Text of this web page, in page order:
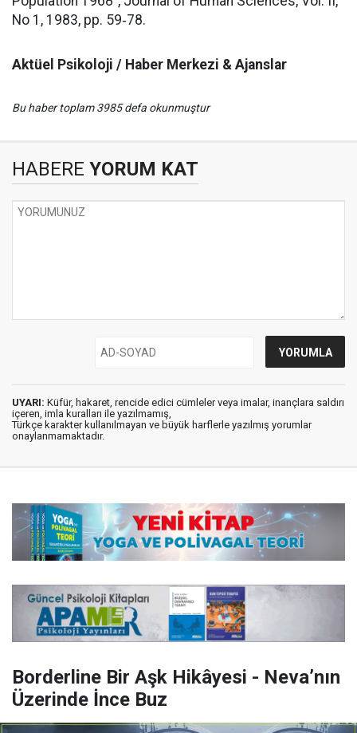
No 1, 1983, pp. 59‑78.
Aktüel Psikoloji / Haber Merkezi & Ajanslar
Bu haber toplam 3985 defa okunmuştur
HABERE YORUM KAT
UYARI: Küfür, hakaret, rencide edici cümleler veya imalar, inançlara saldırı
içeren, imla kuralları ile yazılmamış,
Türkçe karakter kullanılmayan ve büyük harflerle yazılmış yorumlar
onaylanmamaktadır.
Borderline Bir Aşk Hikâyesi - Neva’nın
Üzerinde İnce Buz